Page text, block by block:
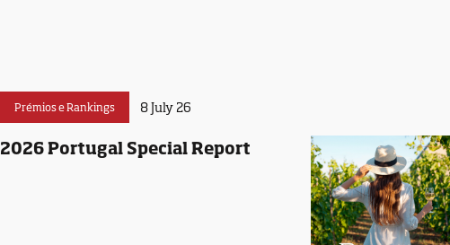
Prémios e Rankings 8 July 26
2026 Portugal Special Report